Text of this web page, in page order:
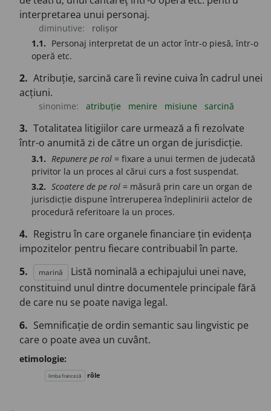
interpretarea unui personaj.
diminutive:
rolișor
1.1. Personaj interpretat de un actor într-o piesă, într-o
operă etc.
2. Atribuție, sarcină care îi revine cuiva în cadrul unei
acțiuni.
sinonime: atribuție menire misiune sarcină
3. Totalitatea litigiilor care urmează a fi rezolvate
într-o anumită zi de către un organ de jurisdicție.
3.1. Repunere pe rol = fixare a unui termen de judecată
privitor la un proces al cărui curs a fost suspendat.
3.2. Scoatere de pe rol = măsură prin care un organ de
jurisdicție dispune întreruperea îndeplinirii actelor de
procedură referitoare la un proces.
4. Registru în care organele financiare țin evidența
impozitelor pentru fiecare contribuabil în parte.
5.
marină
Listă nominală a echipajului unei nave,
constituind unul dintre documentele principale fără
de care nu se poate naviga legal.
6. Semnificație de ordin semantic sau lingvistic pe
care o poate avea un cuvânt.
etimologie:
limba franceză rôle